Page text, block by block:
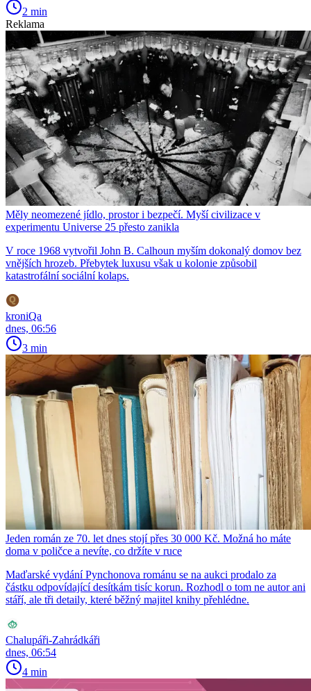
2 min
Reklama
Měly neomezené jídlo, prostor i bezpečí. Myší civilizace v
experimentu Universe 25 přesto zanikla
V roce 1968 vytvořil John B. Calhoun myším dokonalý domov bez
vnějších hrozeb. Přebytek luxusu však u kolonie způsobil
katastrofální sociální kolaps.
kroniQa
dnes, 06:56
3 min
Jeden román ze 70. let dnes stojí přes 30 000 Kč. Možná ho máte
doma v poličce a nevíte, co držíte v ruce
Maďarské vydání Pynchonova románu se na aukci prodalo za
částku odpovídající desítkám tisíc korun. Rozhodl o tom ne autor ani
stáří, ale tři detaily, které běžný majitel knihy přehlédne.
Chalupáři-Zahrádkáři
dnes, 06:54
4 min